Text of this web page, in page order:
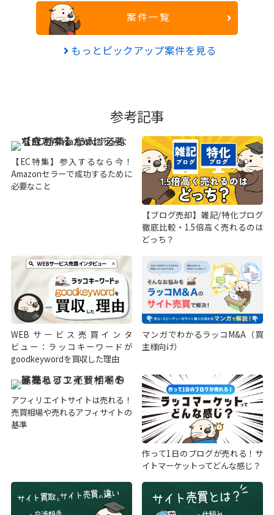
案件一覧
もっとピックアップ案件を見る
参考記事
【EC特集】参入するなら今！
Amazonセラーで成功するために
必要なこと
【ブログ売却】雑記/特化ブログ
徹底比較・1.5倍高く売れるのは
どっち？
WEBサービス売買インタ
ビュー：ラッコキーワードが
goodkeywordを買収した理由
マンガでわかるラッコM&A（買
主様向け）
アフィリエイトサイトは売れる！
売買相場や売れるアフィサイトの
基準
作って1日のブログが売れる！サ
イトマーケットってどんな感じ？